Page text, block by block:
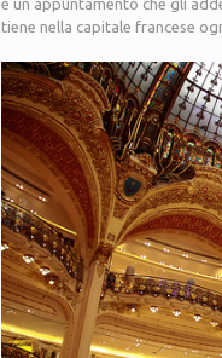
tiene nella capitale francese